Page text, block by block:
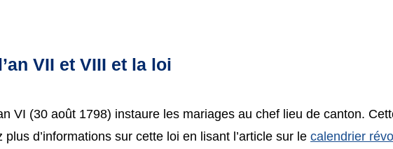
VII et VIII et la loi
VI (30 août 1798) instaure les mariages au chef lieu de canton.
plus d’informations sur cette loi en lisant l’article sur le calendrier